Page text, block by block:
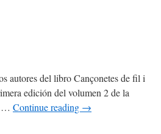
autores del libro Cançonetes de fil i
edición del volumen 2 de la
… Continue reading →